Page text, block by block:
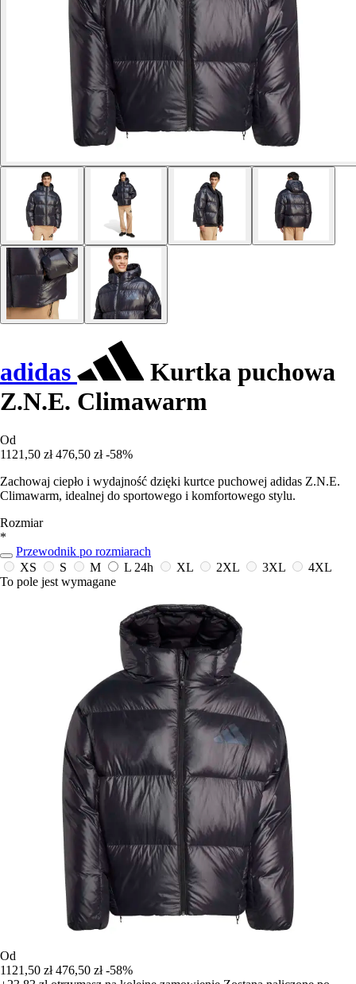
adidas
Kurtka puchowa
Z.N.E. Climawarm
Od
1121,50 zł 476,50 zł -58%
Zachowaj ciepło i wydajność dzięki kurtce puchowej adidas Z.N.E.
Climawarm, idealnej do sportowego i komfortowego stylu.
Rozmiar
*
Przewodnik po rozmiarach
XS
S M L 24h XL 2XL 3XL
4XL
To pole jest wymagane
Od
1121,50 zł 476,50 zł -58%